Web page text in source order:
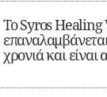
Το Syros Healing
χρονιά και